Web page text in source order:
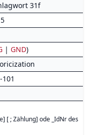
31f
| GND)
101
[ ; Zählung] ode _IdNr des